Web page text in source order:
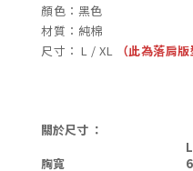
顏色：黑色
材質：純棉
尺寸： L / XL （此為落肩
關於尺寸 ：
L
胸寬